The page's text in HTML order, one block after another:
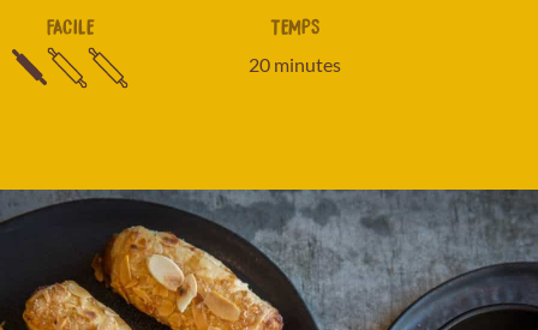
FACILE TEMPS
20 minutes